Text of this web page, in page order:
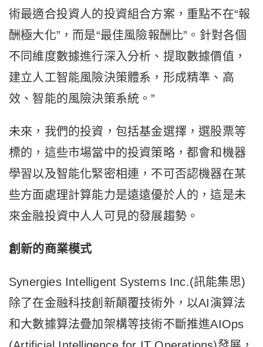
術最適合投資人的投資組合方案，重點不在“報
酬極大化”，而是“最佳風險報酬比”。針對各個
不同維度數據進行深入分析、提取數據價值，
建立人工智能風險決策體系，形成精準、高
效、智能的風險決策系統。”
未來，我們的投資，包括基金選擇，選股票等
標的，這些市場當中的投資策略，都會和機器
學習以及智能化緊密相連，不可否認機器在某
些方面處理計算能力是遠遠優於人的，這是未
來金融投資中人人可見的發展趨勢。
創新的商業模式
Synergies Intelligent Systems Inc.(訊能集思)
除了在金融科技創新顛覆技術外，以AI演算法
和大數據算法疊加架構等技術不斷推進AIOps